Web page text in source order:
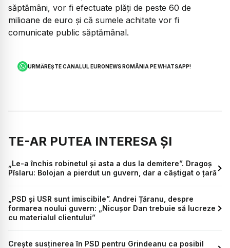
săptămâni, vor fi efectuate plăți de peste 60 de
milioane de euro și că sumele achitate vor fi
comunicate public săptămânal.
URMĂREȘTE CANALUL EURONEWS ROMÂNIA PE WHATSAPP!
TE-AR PUTEA INTERESA ȘI
„Le-a închis robinetul și asta a dus la demitere”. Dragoș
Pîslaru: Bolojan a pierdut un guvern, dar a câștigat o țară
„PSD și USR sunt imiscibile”. Andrei Țăranu, despre
formarea noului guvern: „Nicușor Dan trebuie să lucreze
cu materialul clientului”
Crește susținerea în PSD pentru Grindeanu ca posibil